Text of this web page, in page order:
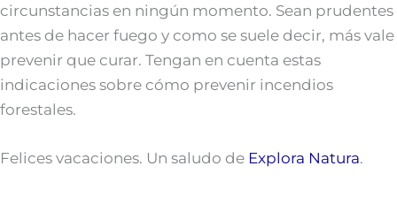
circunstancias en ningún momento. Sean prudentes
antes de hacer fuego y como se suele decir, más vale
prevenir que curar. Tengan en cuenta estas
indicaciones sobre cómo prevenir incendios
forestales.
Felices vacaciones. Un saludo de Explora Natura.